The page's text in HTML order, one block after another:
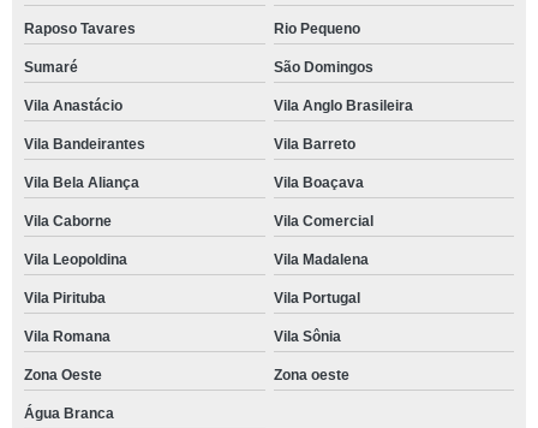
Raposo Tavares Rio Pequeno
Sumaré São Domingos
Vila Anastácio Vila Anglo Brasileira
Vila Bandeirantes Vila Barreto
Vila Bela Aliança Vila Boaçava
Vila Caborne Vila Comercial
Vila Leopoldina Vila Madalena
Vila Pirituba Vila Portugal
Vila Romana Vila Sônia
Zona Oeste Zona oeste
Água Branca